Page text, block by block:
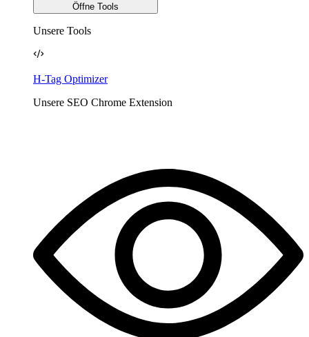
Öffne Tools
Unsere Tools
H-Tag Optimizer
Unsere SEO Chrome Extension